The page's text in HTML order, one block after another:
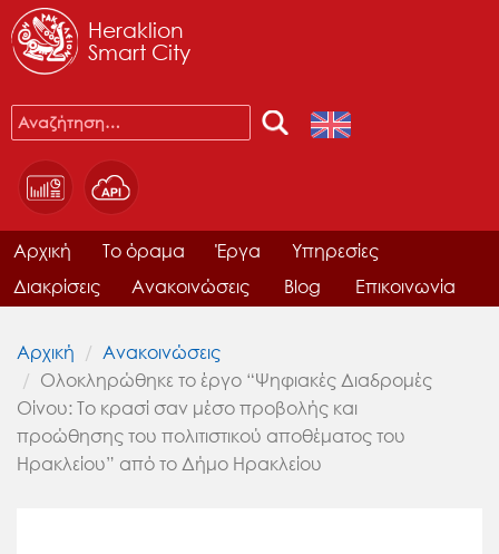
Heraklion
Smart City
Αρχική Το όραμα Έργα
Υπηρεσίες
Διακρίσεις
Ανακοινώσεις Blog Επικοινωνία
Αρχική
Ανακοινώσεις
Ολοκληρώθηκε το έργο “Ψηφιακές Διαδρομές
Οίνου: Το κρασί σαν μέσο προβολής και
προώθησης του πολιτιστικού αποθέματος του
Ηρακλείου” από το Δήμο Ηρακλείου